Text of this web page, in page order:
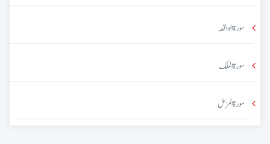
سورۃ الواقعہ
سورۃ الملک
سورۃ المزمل